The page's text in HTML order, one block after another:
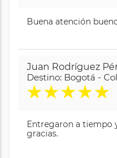
Buena atención
Juan Rodríguez
Destino: Bogotá -
★★★★★
Entregaron a tiempo
gracias.